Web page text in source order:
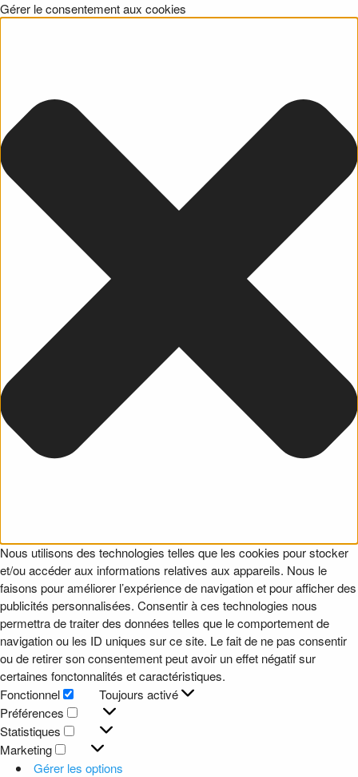
Gérer le consentement aux cookies
Nous utilisons des technologies telles que les cookies pour stocker
et/ou accéder aux informations relatives aux appareils. Nous le
faisons pour améliorer l’expérience de navigation et pour afficher des
publicités personnalisées. Consentir à ces technologies nous
permettra de traiter des données telles que le comportement de
navigation ou les ID uniques sur ce site. Le fait de ne pas consentir
ou de retirer son consentement peut avoir un effet négatif sur
certaines fonctonnalités et caractéristiques.
Fonctionnel
Fonctionnel
Toujours activé
Préférences
Préférences
Statistiques
Statistiques
Marketing
Marketing
Gérer les options